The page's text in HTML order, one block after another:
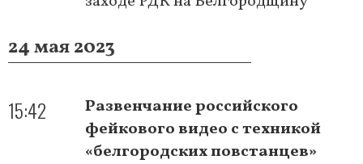
24 мая 2023
15:42
Развенчание российского
фейкового видео с техникой
«белгородских повстанцев»